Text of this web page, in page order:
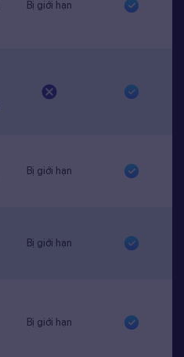
Bị giới hạn
Bị giới hạn
Bị giới hạn
Bị giới hạn